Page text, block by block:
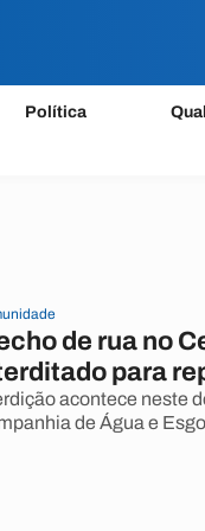
Política
de rua no
para
acontece neste
de Água e